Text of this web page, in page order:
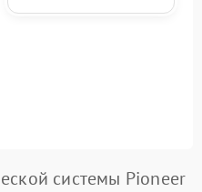
системы Pioneer